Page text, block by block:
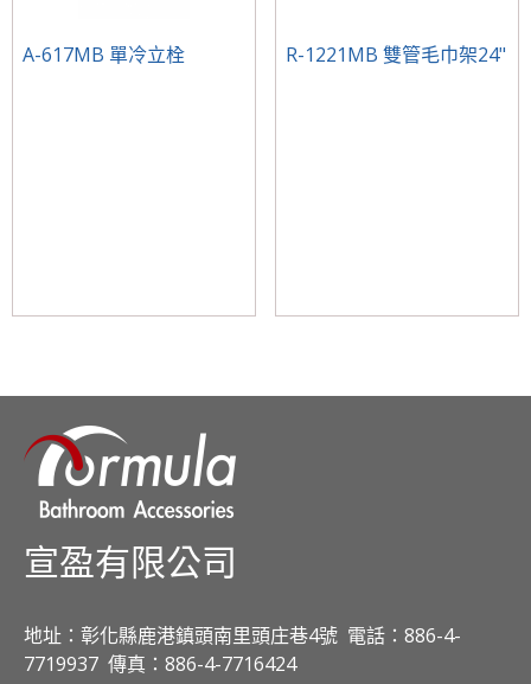
A-617MB 單冷立栓 R-1221MB 雙管毛巾架24"
宣盈有限公司
地址：彰化縣鹿港鎮頭南里頭庄巷4號 電話：886-4-
7719937 傳真：886-4-7716424